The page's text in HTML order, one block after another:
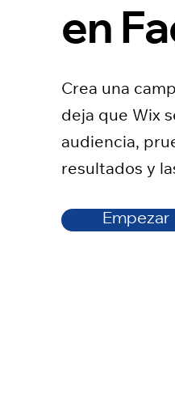
en
Crea una
deja que Wix
audiencia,
resultados y
Empezar